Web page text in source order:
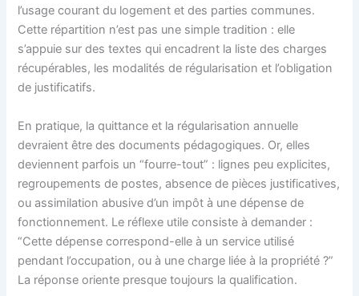
l’usage courant du logement et des parties communes.
Cette répartition n’est pas une simple tradition : elle
s’appuie sur des textes qui encadrent la liste des charges
récupérables, les modalités de régularisation et l’obligation
de justificatifs.
En pratique, la quittance et la régularisation annuelle
devraient être des documents pédagogiques. Or, elles
deviennent parfois un “fourre-tout” : lignes peu explicites,
regroupements de postes, absence de pièces justificatives,
ou assimilation abusive d’un impôt à une dépense de
fonctionnement. Le réflexe utile consiste à demander :
“Cette dépense correspond-elle à un service utilisé
pendant l’occupation, ou à une charge liée à la propriété ?”
La réponse oriente presque toujours la qualification.